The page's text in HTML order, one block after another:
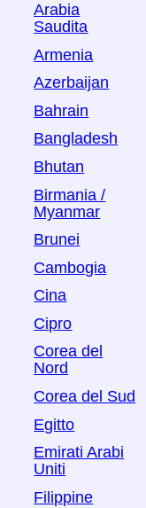
Arabia
Saudita
Armenia
Azerbaijan
Bahrain
Bangladesh
Bhutan
Birmania /
Myanmar
Brunei
Cambogia
Cina
Cipro
Corea del
Nord
Corea del Sud
Egitto
Emirati Arabi
Uniti
Filippine